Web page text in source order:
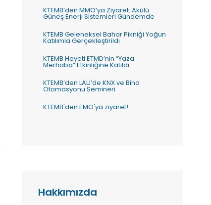
KTEMB’den MMO’ya Ziyaret: Akülü
Güneş Enerji Sistemleri Gündemde
KTEMB Geleneksel Bahar Pikniği Yoğun
Katılımla Gerçekleştirildi
KTEMB Heyeti ETMD’nin “Yaza
Merhaba” Etkinliğine Katıldı
KTEMB’den LAÜ’de KNX ve Bina
Otomasyonu Semineri
KTEMB'den EMO'ya ziyaret!
Hakkımızda